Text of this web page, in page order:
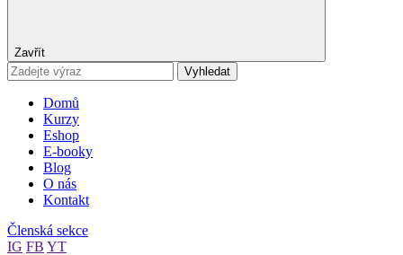
Zavřít
Vyhledat
Domů
Kurzy
Eshop
E-booky
Blog
O nás
Kontakt
Členská sekce
IG FB YT